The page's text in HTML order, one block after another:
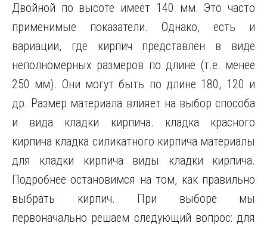
Двойной по высоте имеет 140 мм. Это часто
применимые показатели. Однако, есть и
вариации, где кирпич представлен в виде
неполномерных размеров по длине (т.е. менее
250 мм). Они могут быть по длине 180, 120 и
др. Размер материала влияет на выбор способа
и вида кладки кирпича. кладка красного
кирпича кладка силикатного кирпича материалы
для кладки кирпича виды кладки кирпича.
Подробнее остановимся на том, как правильно
выбрать кирпич. При выборе мы
первоначально решаем следующий вопрос: для